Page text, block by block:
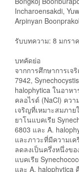
Incharoensakdi,
Arpinyan
รับบทความ: 8 มกรา
บทคัดย่อ
จากการศึกษาการเจ
7942,
halophytica ในอาห
คลอไรด์ (NaCl) คว
เจริญที่เหมาะสมภาย
ยาโนแบคเรีย
6803 และ A.
และภาวะที่มีความเค
ลดลงเป็นครึ่งหนึ่งข
แบคเรีย
และ A. halophytica